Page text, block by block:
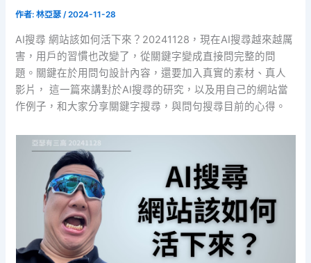
作者:林亞瑟/2024-11-28
AI搜尋 網站該如何活下來？20241128，現在AI搜尋越來越厲
害，用戶的習慣也改變了，從關鍵字變成直接問完整的問
題。關鍵在於用問句設計內容，還要加入真實的素材、真人
影片， 這一篇來講對於AI搜尋的研究，以及用自己的網站當
作例子，和大家分享關鍵字搜尋，與問句搜尋目前的心得。